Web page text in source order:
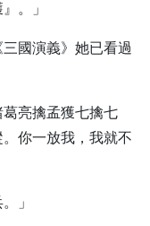
。」
國演義》她已看過
亮擒孟獲七擒七
你一放我，我就不
」